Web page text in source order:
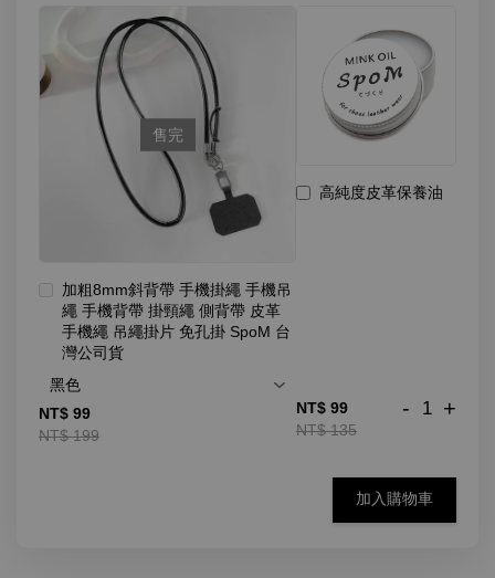
售完
加粗8mm斜背帶 手機掛繩 手機吊
繩 手機背帶 掛頸繩 側背帶 皮革
手機繩 吊繩掛片 免孔掛 SpoM 台
灣公司貨
NT$ 99
NT$ 199
高純度皮革保養油
NT$ 99
NT$ 135
- +
加入購物車